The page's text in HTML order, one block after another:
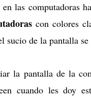
las computadoras
con colores
sucio de la pantalla
la pantalla de la
cuando les doy